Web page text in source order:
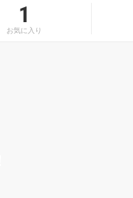
1
お気に入り